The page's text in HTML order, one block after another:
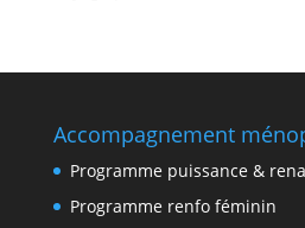
Accompagnement
Programme puissance &
Programme renfo féminin